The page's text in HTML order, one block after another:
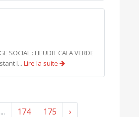
SOCIAL : LIEUDIT CALA VERDE
l... Lire la suite
... 174 175 ›